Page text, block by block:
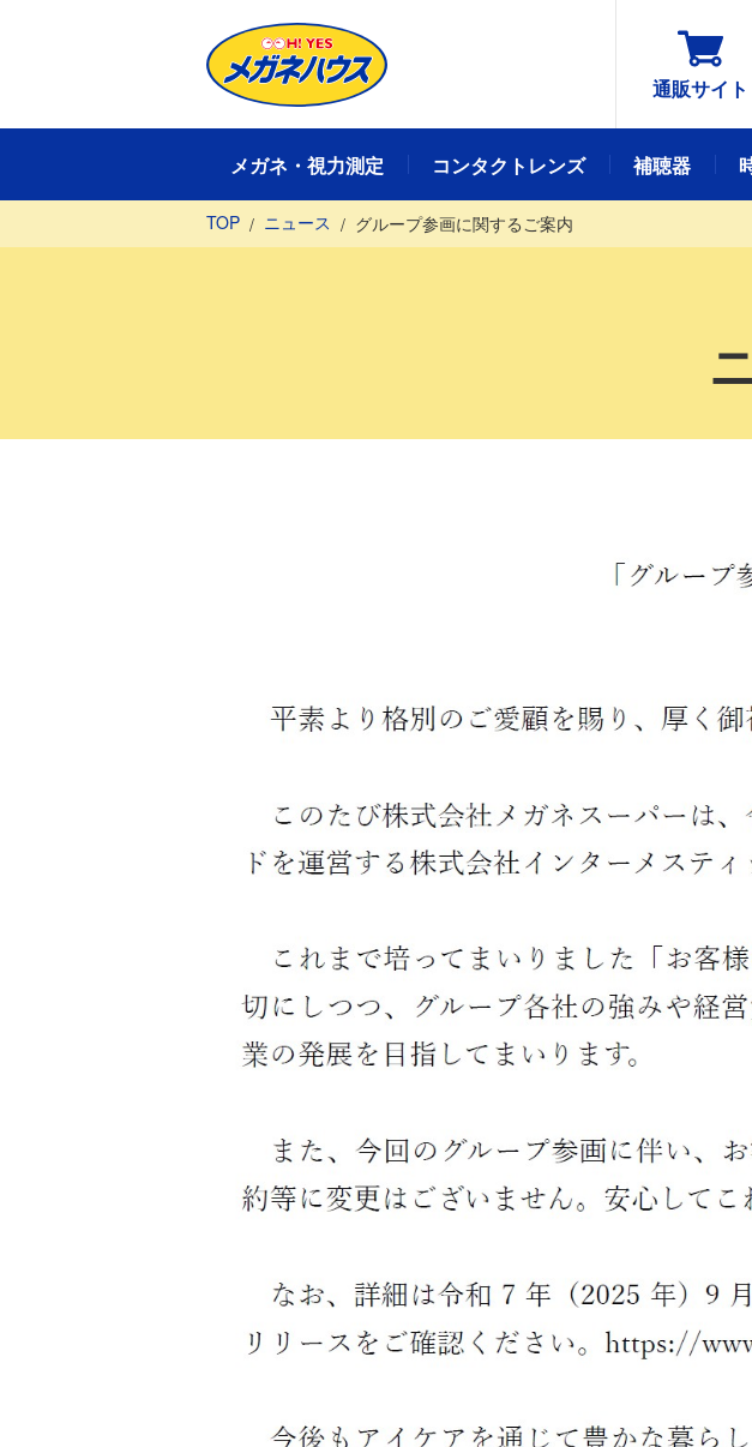
通販サイト
メガネ・視力測定
メガネ・視力測定TOP
コンタクトレンズ 補聴器
TOP ニュース グループ参画に関するご案内